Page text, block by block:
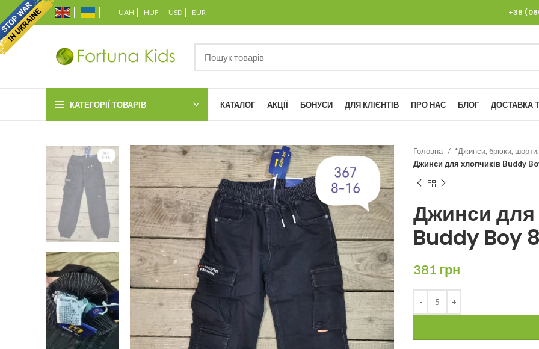
UAH HUF USD EUR +38
КАТЕГОРІЇ ТОВАРІВ КАТАЛОГ АКЦІЇ БОНУСИ ДЛЯ КЛІЄНТІВ ПРО НАС БЛОГ ДОСТАВКА
Головна
*Джинси, брюки, шорти,
Джинси для хлопчиків Buddy
Джинси для
Buddy Boy
381 грн